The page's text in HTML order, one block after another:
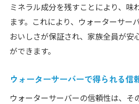
ミネラル成分を残すことにより、味
ます。これにより、ウォーターサー
おいしさが保証され、家族全員が安
ができます。
ウォーターサーバーで得られる信
ウォーターサーバーの信頼性は、そ